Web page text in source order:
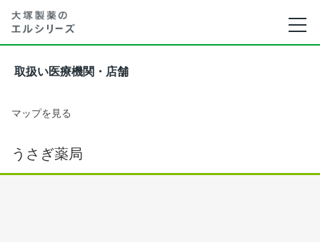
取扱い医療機関・店舗
マップを見る
うさぎ薬局